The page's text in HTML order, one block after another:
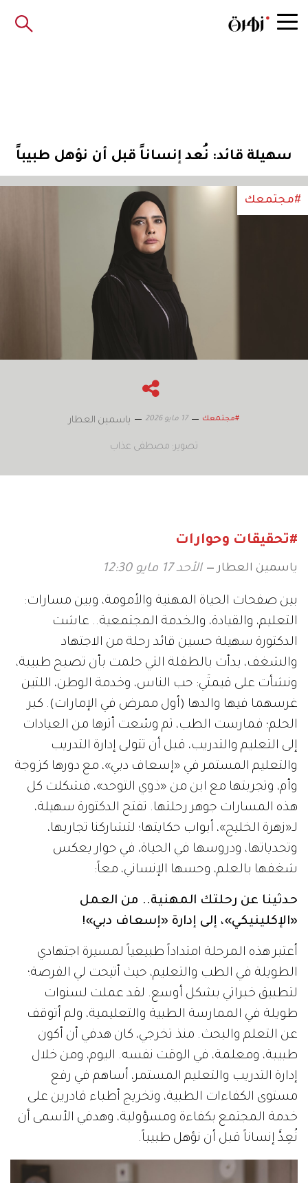
سهيلة قائد: نُعد إنساناً قبل أن نؤهل طبيباً
#مجتمعك
#مجتمعك 17 مايو 2026 ياسمين العطار
تصوير: مصطفى عذاب
#تحقيقات وحوارات
ياسمين العطار الأحد 17 مايو 12:30
بين صفحات الحياة المهنية والأمومة، وبين مسارات:
التعليم، والقيادة، والخدمة المجتمعية.. عاشت
الدكتورة سهيلة حسين قائد رحلة من الاجتهاد
والشغف، بدأت بالطفلة التي حلمت بأن تصبح طبيبة،
ونشأت على قيمتَي: حب الناس، وخدمة الوطن، اللتين
غرسهما فيها والدها (أول ممرض في الإمارات). كبر
الحلم؛ فمارست الطب، ثم وسّعت أثرها من العيادات
إلى التعليم والتدريب، قبل أن تتولى إدارة التدريب
والتعليم المستمر في «إسعاف دبي»، مع دورها كزوجة
وأم، وتجربتها مع ابن من «ذوي التوحد»، فشكلت كل
هذه المسارات جوهر رحلتها. تفتح الدكتورة سهيلة،
لـ«زهرة الخليج»، أبواب حكايتها؛ لتشاركنا تجاربها،
وتحدياتها، ودروسها في الحياة، في حوار يعكس
شغفها بالعلم، وحسها الإنساني، معاً:
حدثينا عن رحلتك المهنية.. من العمل
«الإكلينيكي»، إلى إدارة «إسعاف دبي»!
أعتبر هذه المرحلة امتداداً طبيعياً لمسيرة اجتهادي
الطويلة في الطب والتعليم، حيث أتيحت لي الفرصة؛
لتطبيق خبراتي بشكل أوسع. لقد عملت لسنوات
طويلة في الممارسة الطبية والتعليمية، ولم أتوقف
عن التعلم والبحث. منذ تخرجي، كان هدفي أن أكون
طبيبة، ومعلمة، في الوقت نفسه. اليوم، ومن خلال
إدارة التدريب والتعليم المستمر، أساهم في رفع
مستوى الكفاءات الطبية، وتخريج أطباء قادرين على
خدمة المجتمع بكفاءة ومسؤولية، وهدفي الأسمى أن
نُعِدَّ إنساناً قبل أن نؤهل طبيباً.